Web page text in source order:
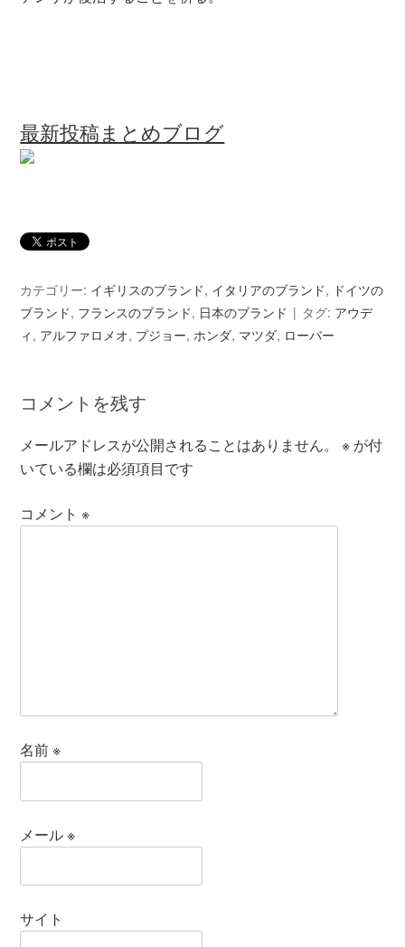
最新投稿まとめブログ
カテゴリー: イギリスのブランド, イタリアのブランド, ドイツの
ブランド, フランスのブランド, 日本のブランド タグ: アウデ
ィ , アルファロメオ, プジョー,ホンダ, マツダ, ローバー
コメントを残す
メールアドレスが公開されることはありません。 ※ が付
いている欄は必須項目です
コメント※
名前※
メール※
サイト